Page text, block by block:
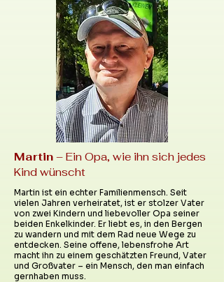
Martin – Ein Opa, wie ihn sich jedes
Kind wünscht
Martin ist ein echter Familienmensch. Seit
vielen Jahren verheiratet, ist er stolzer Vater
von zwei Kindern und liebevoller Opa seiner
beiden Enkelkinder. Er liebt es, in den Bergen
zu wandern und mit dem Rad neue Wege zu
entdecken. Seine offene, lebensfrohe Art
macht ihn zu einem geschätzten Freund, Vater
und Großvater – ein Mensch, den man einfach
gernhaben muss.